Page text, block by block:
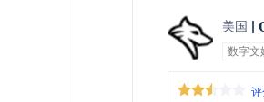
美国
数字文
评